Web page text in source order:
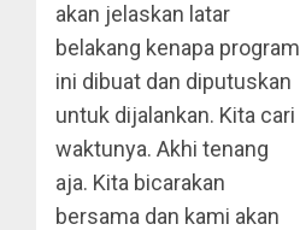
akan jelaskan latar
belakang kenapa program
ini dibuat dan diputuskan
untuk dijalankan. Kita cari
waktunya. Akhi tenang
aja. Kita bicarakan
bersama dan kami akan